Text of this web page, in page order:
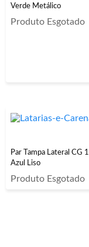
Verde Metálico
Produto Esgotado
Par Tampa Lateral CG
Azul Liso
Produto Esgotado